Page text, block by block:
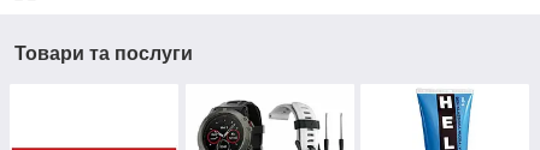
Товари та послуги